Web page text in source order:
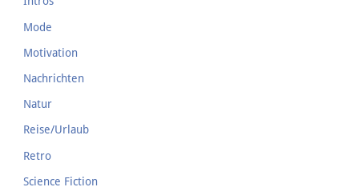
Mode
Motivation
Nachrichten
Natur
Reise/Urlaub
Retro
Science Fiction